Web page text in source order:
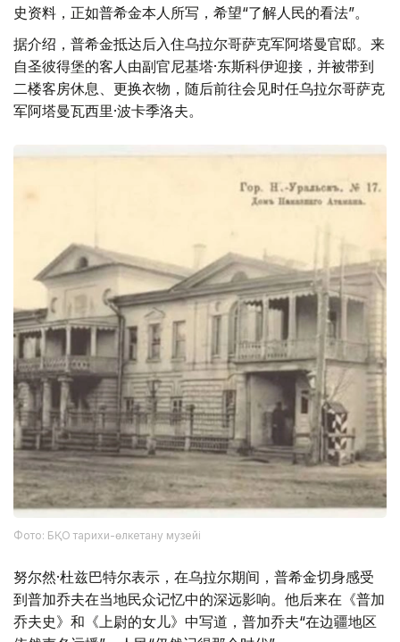
史资料，正如普希金本人所写，希望“了解人民的看法”。
据介绍，普希金抵达后入住乌拉尔哥萨克军阿塔曼官邸。来
自圣彼得堡的客人由副官尼基塔·东斯科伊迎接，并被带到
二楼客房休息、更换衣物，随后前往会见时任乌拉尔哥萨克
军阿塔曼瓦西里·波卡季洛夫。
Фото: БҚО тарихи-өлкетану музейі
努尔然·杜兹巴特尔表示，在乌拉尔期间，普希金切身感受
到普加乔夫在当地民众记忆中的深远影响。他后来在《普加
乔夫史》和《上尉的女儿》中写道，普加乔夫“在边疆地区